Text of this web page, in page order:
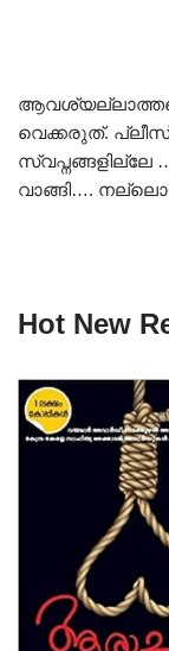
വെക്കരുത്.
സ്വപ്നങ്ങളില്ലേ
വാങ്ങി….
Hot New